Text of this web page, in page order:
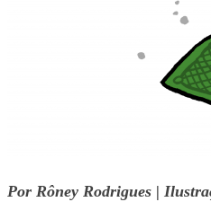
Por Rôney Rodrigues |